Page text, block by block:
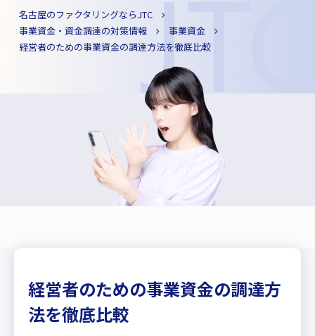
名古屋のファクタリングならJTC
事業資金・資金調達の対策情報
事業資金
経営者のための事業資金の調達方法を徹底比較
経営者のための事業資金の調達方
法を徹底比較